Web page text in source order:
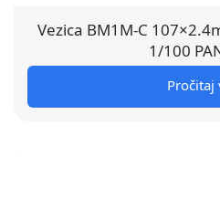
Vezica BM1M-C
1/100
Pročitaj